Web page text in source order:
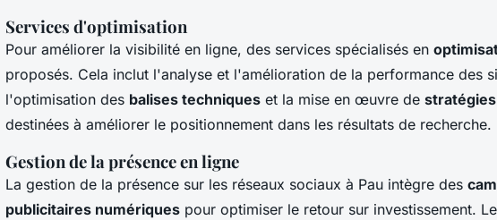
Services d'optimisation
Pour améliorer la visibilité en ligne, des services spécialisés en
proposés. Cela inclut l'analyse et l'amélioration de la performance des
l'optimisation des balises techniques et la mise en œuvre de
destinées à améliorer le positionnement dans les résultats de recherche.
Gestion de la présence en ligne
La gestion de la présence sur les réseaux sociaux à Pau intègre des
publicitaires numériques pour optimiser le retour sur investissement.